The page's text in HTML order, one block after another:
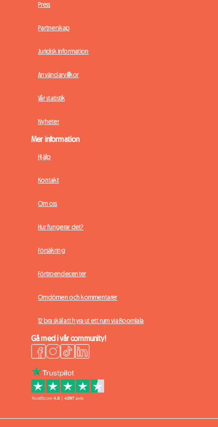
Press
Partnerskap
Juridisk information
Användarvillkor
Vår statistik
Nyheter
Mer information
Hjälp
Kontakt
Om oss
Hur fungerar det?
Försäkring
Förtroendecenter
Omdömen och kommentarer
12 bra skäl att hyra ut ett rum via Roomlala
Gå med i vår community!